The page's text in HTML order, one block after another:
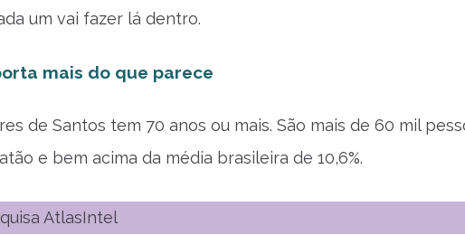
um vai fazer lá dentro.
mais do que parece
de Santos tem 70 anos ou mais. São mais de 60 mil
e bem acima da média brasileira de 10,6%.